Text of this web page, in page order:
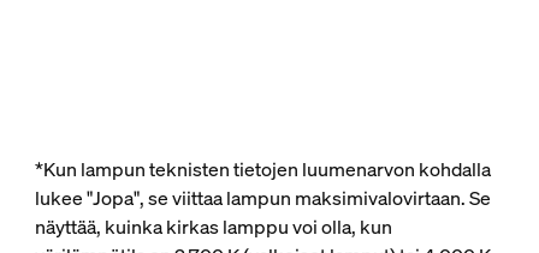
*Kun lampun teknisten tietojen luumenarvon kohdalla
lukee "Jopa", se viittaa lampun maksimivalovirtaan. Se
näyttää, kuinka kirkas lamppu voi olla, kun